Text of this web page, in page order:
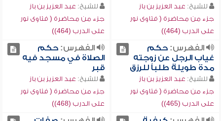
للشيخ: عبد العزيز بن باز
جزء من محاضرة ( فتاوى نور
على الدرب (464))
للشيخ: عبد العزيز بن باز
جزء من محاضرة ( فتاوى نور
على الدرب (464))
الفهرس:حكم
غياب الرجل عن زوجته
مدة طويلة طلباً للرزق
للشيخ: عبد العزيز بن باز
جزء من محاضرة ( فتاوى نور
على الدرب (465))
الفهرس:حكم
الصلاة في مسجد فيه
قبر
للشيخ: عبد العزيز بن باز
جزء من محاضرة ( فتاوى نور
على الدرب (468))